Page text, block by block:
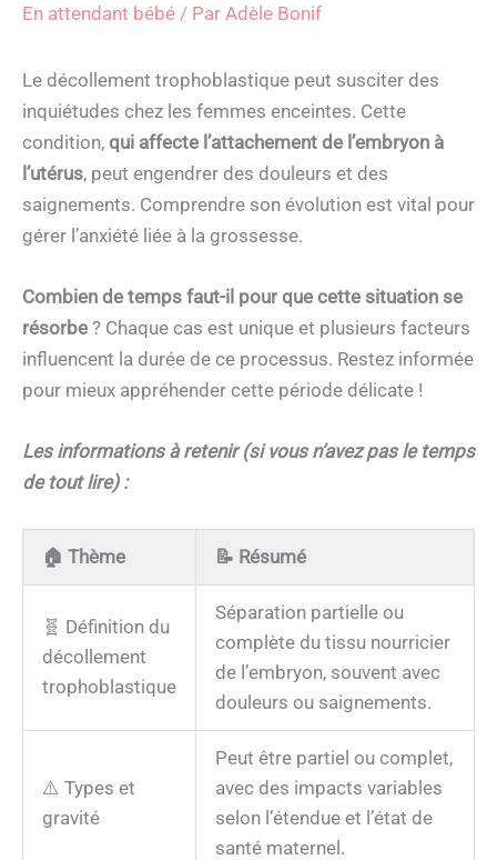
En attendant bébé / Par Adèle Bonif
Le décollement trophoblastique peut susciter des
inquiétudes chez les femmes enceintes. Cette
condition, qui affecte l’attachement de l’embryon à
l’utérus, peut engendrer des douleurs et des
saignements. Comprendre son évolution est vital pour
gérer l’anxiété liée à la grossesse.
Combien de temps faut-il pour que cette situation se
résorbe ? Chaque cas est unique et plusieurs facteurs
influencent la durée de ce processus. Restez informée
pour mieux appréhender cette période délicate !
Les informations à retenir (si vous n’avez pas le temps
de tout lire) :
🏠 Thème 📝 Résumé
🧬 Définition du
décollement
trophoblastique
Séparation partielle ou
complète du tissu nourricier
de l’embryon, souvent avec
douleurs ou saignements.
⚠️ Types et
gravité
Peut être partiel ou complet,
avec des impacts variables
selon l’étendue et l’état de
santé maternel.